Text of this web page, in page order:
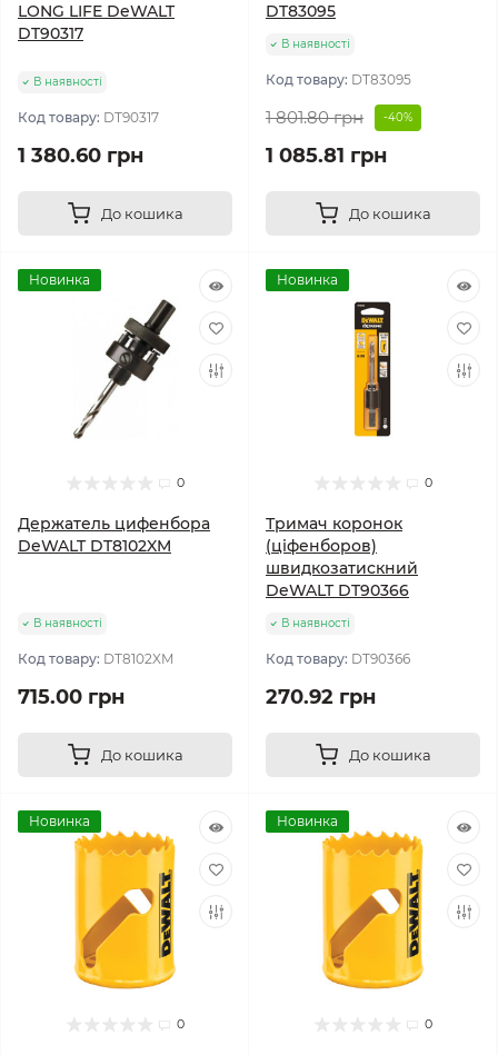
LONG LIFE DeWALT
DT90317
В наявності
Код товару: DT90317
1 380.60 грн
До кошика
DT83095
В наявності
Код товару: DT83095
1 801.80 грн -40%
1 085.81 грн
До кошика
Новинка
0
Держатель цифенбора
DeWALT DT8102XM
В наявності
Код товару: DT8102XM
715.00 грн
До кошика
Новинка
0
Тримач коронок
(ціфенборов)
швидкозатискний
DeWALT DT90366
В наявності
Код товару: DT90366
270.92 грн
До кошика
Новинка
0
Новинка
0